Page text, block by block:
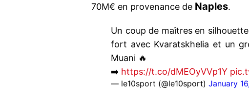
70M€ en provenance de Naples.
Un coup de maîtres en
fort avec Kvaratskhelia et un
Muani 🔥
➡️ https://t.co/dMEOyVVp1Y
— le10sport (@le10sport) January